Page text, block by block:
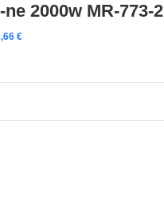
2000w MR-773-2
€